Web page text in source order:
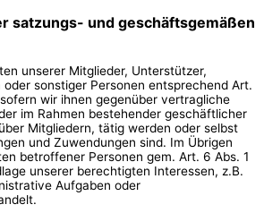
satzungs- und geschäftsgemäßen
unserer Mitglieder, Unterstützer,
sonstiger Personen entsprechend Art.
wir ihnen gegenüber vertragliche
im Rahmen bestehender geschäftlicher
Mitgliedern, tätig werden oder selbst
und Zuwendungen sind. Im Übrigen
betroffener Personen gem. Art. 6 Abs. 1
unserer berechtigten Interessen, z.B.
Aufgaben oder